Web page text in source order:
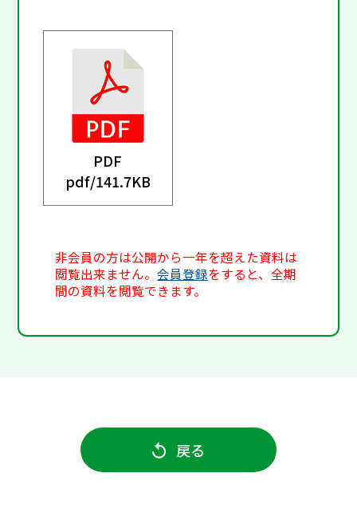
PDF
pdf/141.7KB
非会員の方は公開から一年を超えた資料は
閲覧出来ません。会員登録をすると、全期
間の資料を閲覧できます。
戻る